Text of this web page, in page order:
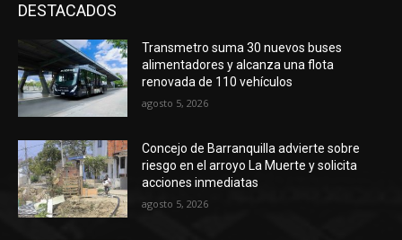
DESTACADOS
Transmetro suma 30 nuevos buses
alimentadores y alcanza una flota
renovada de 110 vehículos
agosto 5, 2026
Concejo de Barranquilla advierte sobre
riesgo en el arroyo La Muerte y solicita
acciones inmediatas
agosto 5, 2026